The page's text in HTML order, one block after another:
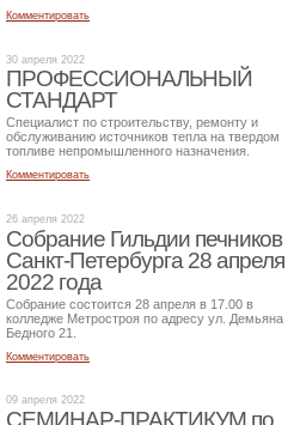
Комментировать
30 апреля 2022
ПРОФЕССИОНАЛЬНЫЙ
СТАНДАРТ
Специалист по строительству, ремонту и
обслуживанию источников тепла на твердом
топливе непромышленного назначения.
Комментировать
26 апреля 2022
Собрание Гильдии печников
Санкт-Петербурга 28 апреля
2022 года
Собрание состоится 28 апреля в 17.00 в
колледже Метростроя по адресу ул. Демьяна
Бедного 21.
Комментировать
09 апреля 2022
СЕМИНАР-ПРАКТИКУМ по